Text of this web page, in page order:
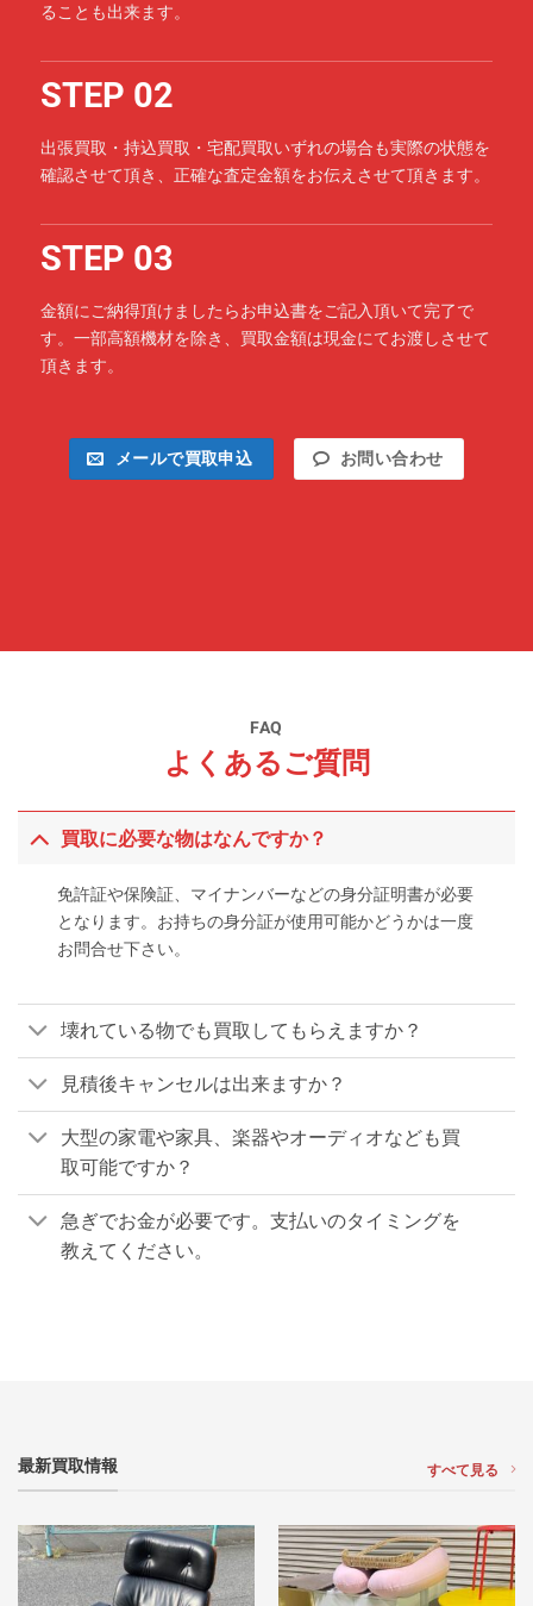
ることも出来ます。
STEP 02
出張買取・持込買取・宅配買取いずれの場合も実際の状態を
確認させて頂き、正確な査定金額をお伝えさせて頂きます。
STEP 03
金額にご納得頂けましたらお申込書をご記入頂いて完了で
す。一部高額機材を除き、買取金額は現金にてお渡しさせて
頂きます。
メールで買取申込 お問い合わせ
FAQ
よくあるご質問
買取に必要な物はなんですか？
免許証や保険証、マイナンバーなどの身分証明書が必要
となります。お持ちの身分証が使用可能かどうかは一度
お問合せ下さい。
壊れている物でも買取してもらえますか？
見積後キャンセルは出来ますか？
大型の家電や家具、楽器やオーディオなども買
取可能ですか？
急ぎでお金が必要です。支払いのタイミングを
教えてください。
最新買取情報 すべて見る